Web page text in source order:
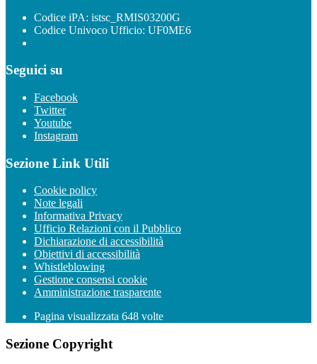
Codice iPA: istsc_RMIS03200G
Codice Univoco Ufficio: UF0ME6
Seguici su
Facebook
Twitter
Youtube
Instagram
Sezione Link Utili
Cookie policy
Note legali
Informativa Privacy
Ufficio Relazioni con il Pubblico
Dichiarazione di accessibilità
Obiettivi di accessibilità
Whistleblowing
Gestione consensi cookie
Amministrazione trasparente
Pagina visualizzata 648 volte
Sezione Copyright